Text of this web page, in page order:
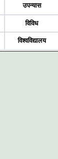
उपन्यास
विविध
विश्वविद्यालय